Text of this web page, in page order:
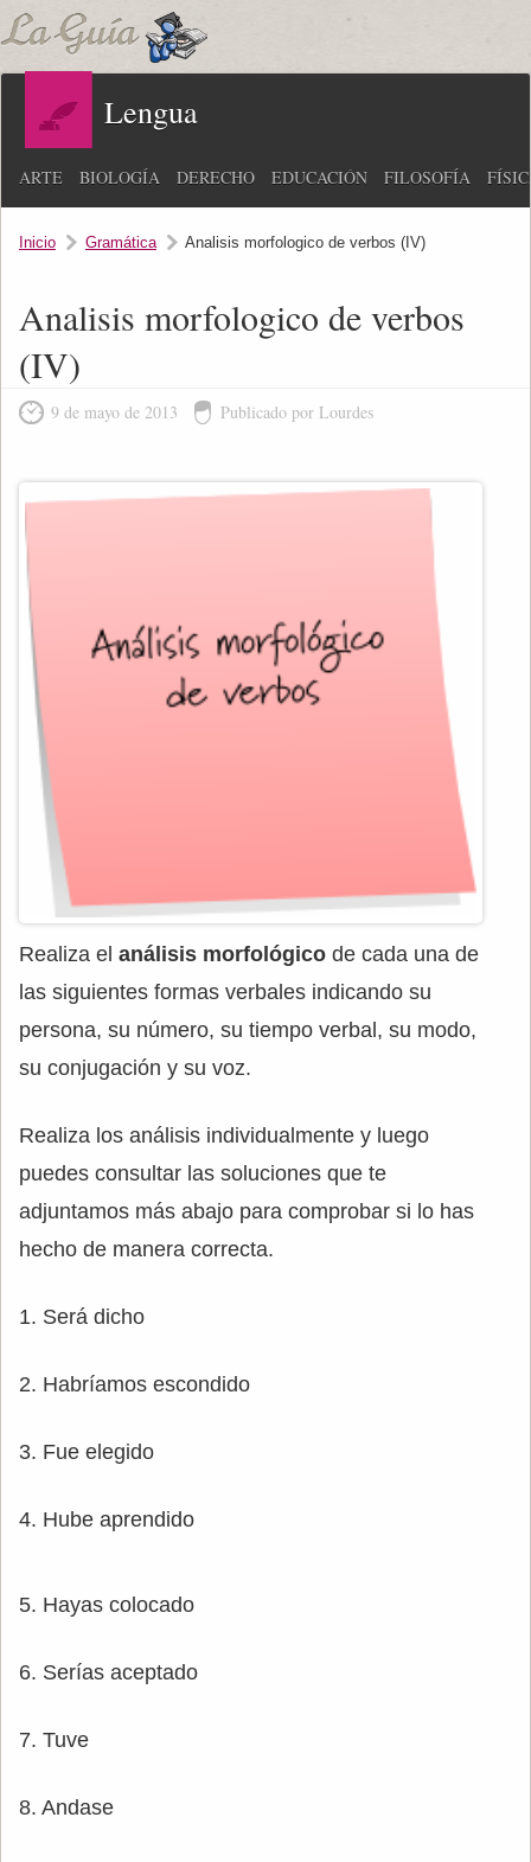
Lengua
ARTE BIOLOGÍA DERECHO EDUCACIÓN FILOSOFÍA
Inicio Gramática Analisis morfologico de verbos (IV)
Analisis morfologico de verbos
(IV)
9 de mayo de 2013 Publicado por Lourdes
Realiza el análisis morfológico de cada una de
las siguientes formas verbales indicando su
persona, su número, su tiempo verbal, su modo,
su conjugación y su voz.
Realiza los análisis individualmente y luego
puedes consultar las soluciones que te
adjuntamos más abajo para comprobar si lo has
hecho de manera correcta.
1. Será dicho
2. Habríamos escondido
3. Fue elegido
4. Hube aprendido
5. Hayas colocado
6. Serías aceptado
7. Tuve
8. Andase